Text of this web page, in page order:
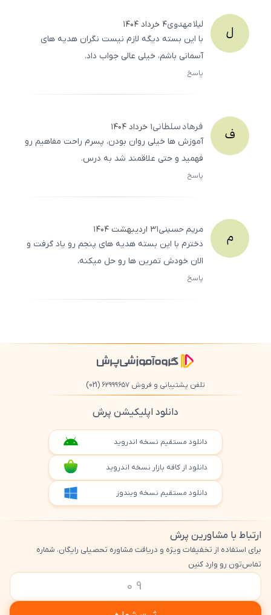
ل لیلامهدوی۴ خرداد ۱۴۰۴
با این بسته دیگه لازم نیست نگران هدیه‌ های
آسمانی باشم، خیلی عالی جواب داد.
پاسخ
ف فرهادسلطانی۱ خرداد ۱۴۰۴
آموزش‌ ها خیلی روان بودن، پسرم راحت مفاهیم رو
فهمید و حتی علاقمند شد به درس.
پاسخ
م مریمحسینی۳۱ اردیبهشت ۱۴۰۴
دخترم با این بسته هدیه‌ های پنجم رو یاد گرفت و
الان خودش تمرین‌ ها رو حل میکنه.
پاسخ
تلفن پشتیبانی و فروش ۶۲۹۹۹۶۵۷ (021)
دانلود اپلیکیشن پرش
دانلود مستقیم نسخه اندروید
دانلود از کافه بازار نسخه اندروید
دانلود مستقیم نسخه ویندوز
ارتباط با مشاورین پرش
برای استفاده از تخفیفات ویژه و دریافت مشاوره تحصیلی رایگان، شماره
تماس‌تون رو وارد کنین